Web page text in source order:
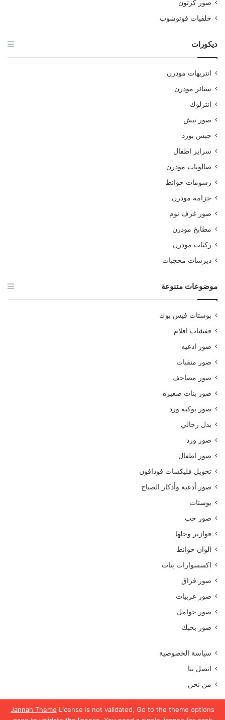
Jannah Theme License is not validated, Go to the theme options
صور كرتون
خلفيات فوتوشوب
ديكورات
انتريهات مودرن
ستائر مودرن
انترلوك
صور نيش
جبس بورد
سراير اطفال
صالونات مودرن
رسومات حوائط
جزامة مودرن
صور غرف نوم
مطابخ مودرن
ركنات مودرن
ديرسات محجبات
موضوعات متنوعة
بوستات فيس بوك
قفشات افلام
صور ادعيه
صور منقبات
صور مصاحف
صور بنات صغيره
صور بوكيه ورد
بدل رجالي
صور ورد
صور اطفال
تحويل فليكسات فودافون
صور أدعية وأذكار الصباح
بوستات
صور حب
فوازير وحلها
الوان حوائط
اكسسوارات بنات
صور فراق
صور عربيات
صور حوامل
صور بحبك
سياسة الخصوصية
اتصل بنا
من نحن